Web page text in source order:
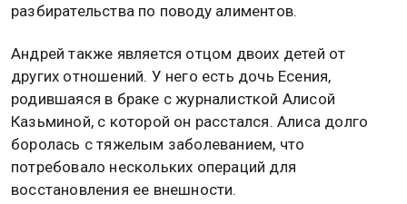
разбирательства по поводу алиментов.
Андрей также является отцом двоих детей от
других отношений. У него есть дочь Есения,
родившаяся в браке с журналисткой Алисой
Казьминой, с которой он расстался. Алиса долго
боролась с тяжелым заболеванием, что
потребовало нескольких операций для
восстановления ее внешности.